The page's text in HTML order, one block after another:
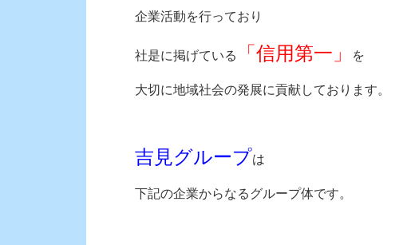
企業活動を行っており
社是に掲げている 「信用第一」 を
大切に地域社会の発展に貢献しております。
吉見グループは
下記の企業からなるグループ体です。